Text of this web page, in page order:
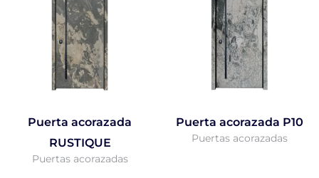
Puerta acorazada
RUSTIQUE
Puertas acorazadas
Puerta acorazada P10
Puertas acorazadas